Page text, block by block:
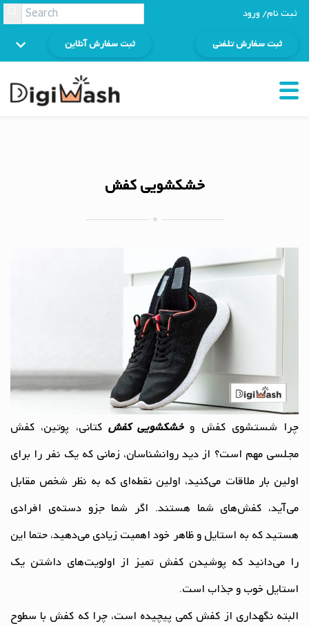
ثبت نام/ ورود
ثبت سفارش آنلاین ثبت سفارش تلفنی
خشکشویی کفش
چرا شستشوی کفش وخشکشویی کفش کتانی، پوتین، کفش
مجلسی مهم است؟ از دید روانشناسان، زمانی که یک نفر را برای
اولین بار ملاقات می‌کنید، اولین نقطه‌ای که به نظر شخص مقابل
می‌آید، کفش‌های شما هستند. اگر شما جزو دسته‌ی افرادی
هستید که به استایل و ظاهر خود اهمیت زیادی می‌دهید، حتما این
را می‌دانید که پوشیدن کفش تمیز از اولویت‌های داشتن یک
استایل خوب و جذاب است.
البته نگهداری از کفش کمی پیچیده است، چرا که کفش با سطوح